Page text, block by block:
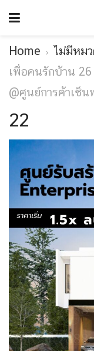
Home ไม่มีหม
เพื่อคนรักบ้าน
@ศูนย์การค้าเซ็น
22